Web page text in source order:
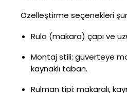
Özelleştirme seçenekleri
Rulo (makara) çapı ve
Montaj stili: güverteye
kaynaklı taban.
Rulman tipi: makaralı,